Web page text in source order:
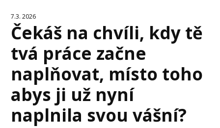
7.3. 2026
Čekáš na chvíli, kdy tě
tvá práce začne
naplňovat, místo toho
abys ji už nyní
naplnila svou vášní?